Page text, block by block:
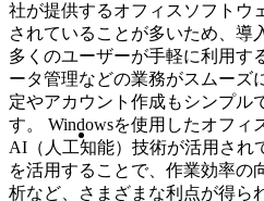
社が提供するオフィスソフトウ
されていることが多いため、導
多くのユーザーが手軽に利用す
ータ管理などの業務がスムーズ
定やアカウント作成もシンプル
す。 Windowsを使用したオフィ
AI（人工知能）技術が活用され
を活用することで、作業効率の
析など、さまざまな利点が得ら